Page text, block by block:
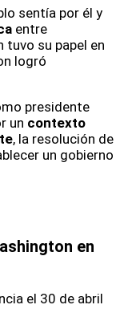
sentía por él y
entre
su papel en
logró
presidente
un contexto
, la resolución de
un gobierno
en
el 30 de abril